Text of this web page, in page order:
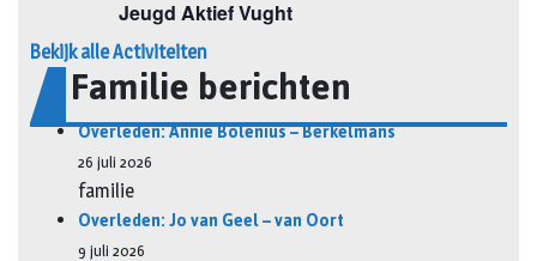
Bekijk alle Activiteiten
Familie berichten
Overleden: Annie Bolenius – Berkelmans
26 juli 2026
familie
Overleden: Jo van Geel – van Oort
9 juli 2026